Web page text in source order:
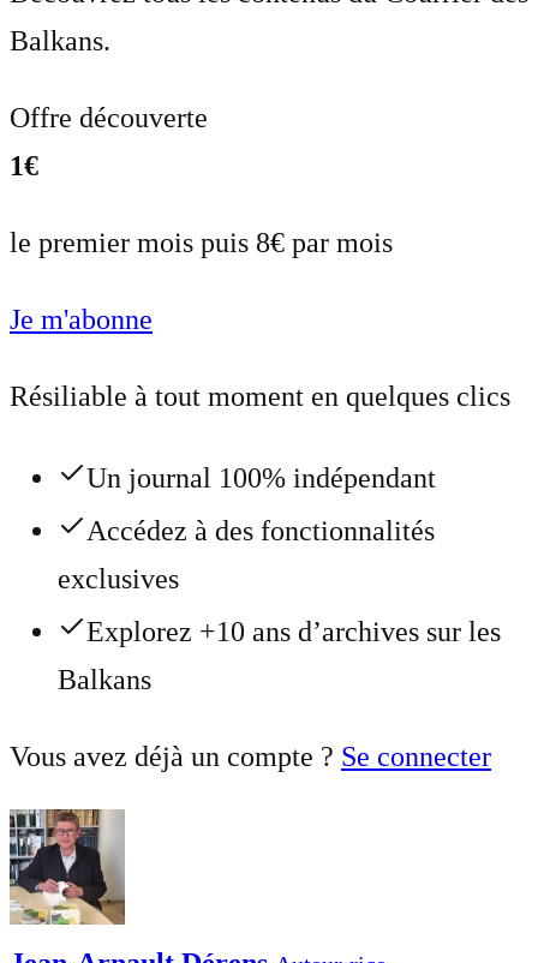
Balkans.
Offre découverte
1€
le premier mois puis 8€ par mois
Je m'abonne
Résiliable à tout moment en quelques clics
Un journal 100% indépendant
Accédez à des fonctionnalités
exclusives
Explorez +10 ans d’archives sur les
Balkans
Vous avez déjà un compte ? Se connecter